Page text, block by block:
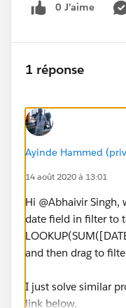
0 J’aime
1 réponse
Ayinde Hammed
14 août 2020 à 13:01
Hi @Abhaivir
date field in filter to
and then drag to
I just solve similar
link below.